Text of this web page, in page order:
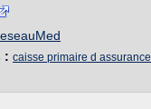
: caisse primaire d